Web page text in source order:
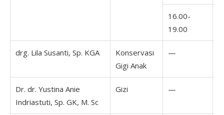
16.00-
19.00
drg. Lila Susanti, Sp. KGA
Konservasi
Gigi Anak
—
Dr. dr. Yustina Anie
Indriastuti, Sp. GK, M. Sc
Gizi —